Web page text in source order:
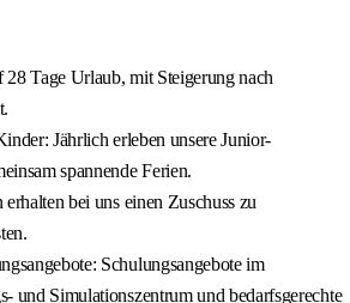
Tage Urlaub, mit Steigerung nach
Jährlich erleben unsere Junior-
spannende Ferien.
bei uns einen Zuschuss zu
Schulungsangebote im
und Simulationszentrum und bedarfsgerechte